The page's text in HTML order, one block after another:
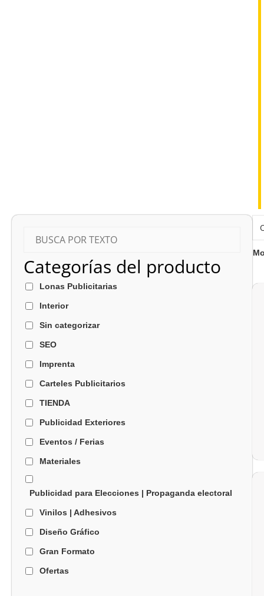
Categorías del producto
Lonas Publicitarias
Interior
Sin categorizar
SEO
Imprenta
Carteles Publicitarios
TIENDA
Publicidad Exteriores
Eventos / Ferias
Materiales
Publicidad para Elecciones | Propaganda electoral
Vinilos | Adhesivos
Diseño Gráfico
Gran Formato
Ofertas